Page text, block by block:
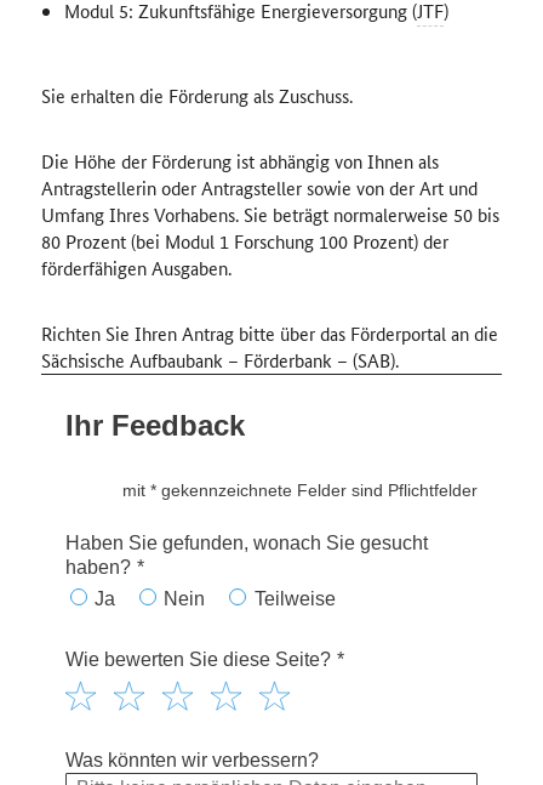
Modul 5: Zukunftsfähige Energieversorgung (JTF)
Sie erhalten die Förderung als Zuschuss.
Die Höhe der Förderung ist abhängig von Ihnen als
Antragstellerin oder Antragsteller sowie von der Art und
Umfang Ihres Vorhabens. Sie beträgt normalerweise 50 bis
80 Prozent (bei Modul 1 Forschung 100 Prozent) der
förderfähigen Ausgaben.
Richten Sie Ihren Antrag bitte über das Förderportal an die
Sächsische Aufbaubank – Förderbank – (SAB).